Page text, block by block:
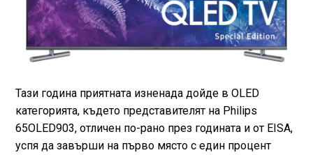
Тази година приятната изненада дойде в OLED
категорията, където представителят на Philips
65OLED903, отличен по-рано през годината и от EISA,
успя да завърши на първо място с един процент